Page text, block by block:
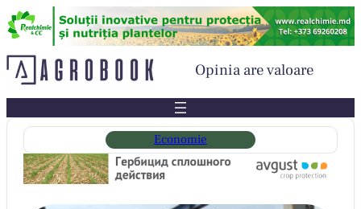
Sari
la
Opinia are valoare
Economie